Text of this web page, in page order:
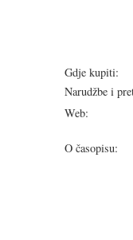
Gdje kupiti:
Narudžbe i
Web:
O časopisu: